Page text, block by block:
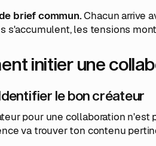
brief commun.Chacun arrive
s'accumulent, les tensions
initier une
le bon créateur
pour une collaboration n'est
va trouver ton contenu